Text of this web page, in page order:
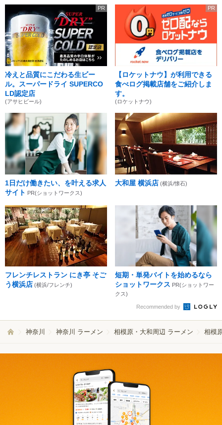
PR
冷えと品質にこだわる生ビー
ル。スーパードライ SUPERCO
LD認定店
(アサヒビール)
PR
【ロケットナウ】が利用できる
食べログ掲載店舗をご紹介しま
す。
(ロケットナウ)
1日だけ働きたい、を叶える求人
サイト PR(ショットワークス)
大和屋 横浜店 (横浜/懐石)
フレンチレストラン にき亭 そご
う横浜店 (横浜/フレンチ)
短期・単発バイトを始めるなら
ショットワークス PR(ショットワー
クス)
Recommended by
神奈川 神奈川 ラーメン 相模原・大和周辺 ラーメン 相模